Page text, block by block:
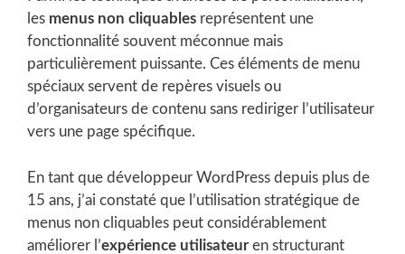
les menus non cliquables représentent une
fonctionnalité souvent méconnue mais
particulièrement puissante. Ces éléments de menu
spéciaux servent de repères visuels ou
d’organisateurs de contenu sans rediriger l’utilisateur
vers une page spécifique.
En tant que développeur WordPress depuis plus de
15 ans, j’ai constaté que l’utilisation stratégique de
menus non cliquables peut considérablement
améliorer l’expérience utilisateuren structurant